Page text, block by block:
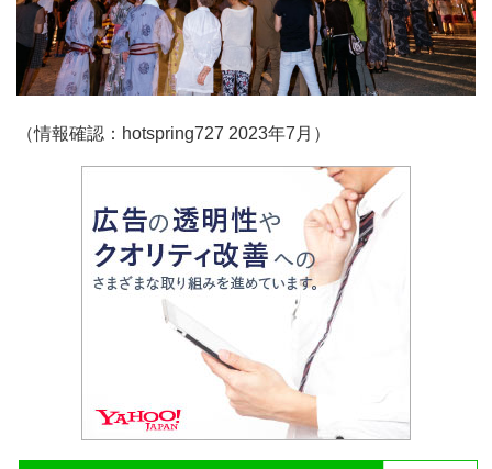
（情報確認：hotspring727 2023年7月）